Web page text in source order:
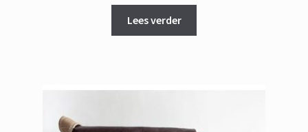
Lees verder